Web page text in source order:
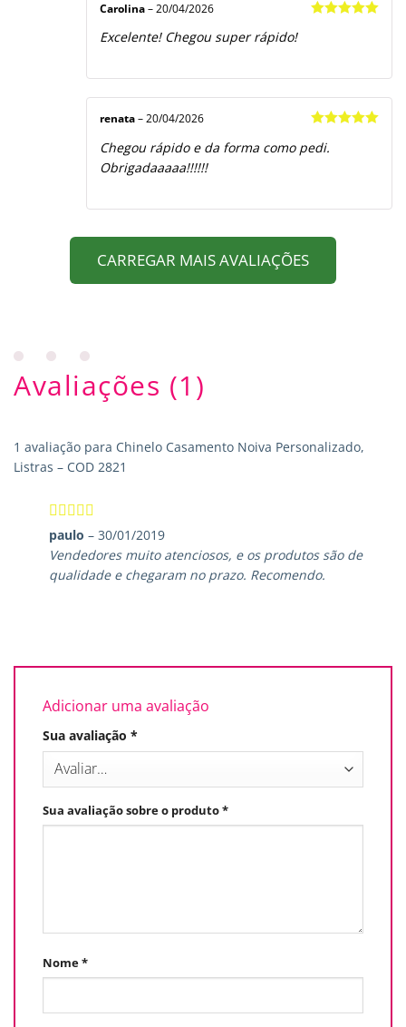
Carolina – 20/04/2026
Excelente! Chegou super rápido!
de 5
renata – 20/04/2026
Chegou rápido e da forma como pedi.
Obrigadaaaaa!!!!!!
CARREGAR MAIS AVALIAÇÕES
Avaliações (1)
1 avaliação para Chinelo Casamento Noiva Personalizado,
Listras – COD 2821
Avaliação5
de 5
paulo– 30/01/2019
Vendedores muito atenciosos, e os produtos são de
qualidade e chegaram no prazo. Recomendo.
Adicionar uma avaliação
Sua avaliação *
Sua avaliação sobre o produto*
Nome*